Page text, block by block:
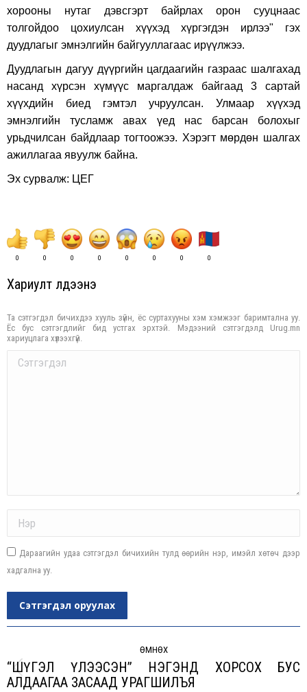
хорооны нутаг дэвсгэрт байрлах орон сууцнаас
толгойдоо цохиулсан хүүхэд хүргэгдэн ирлээ" гэх
дуудлагыг эмнэлгийн байгууллагаас ирүүлжээ.
Дуудлагын дагуу дүүргийн цагдаагийн газраас шалгахад
насанд хүрсэн хүмүүс маргалдаж байгаад 3 сартай
хүүхдийн биед гэмтэл учруулсан. Улмаар хүүхэд
эмнэлгийн тусламж авах үед нас барсан болохыг
урьдчилсан байдлаар тогтоожээ. Хэрэгт мөрдөн шалгах
ажиллагаа явуулж байна.
Эх сурвалж: ЦЕГ
0 0 0 0 0 0 0 0
Хариулт үлдээнэ үү
Та сэтгэгдэл бичихдээ хууль зүйн, ёс суртахууны хэм хэмжээг баримтална уу.
Ёс бус сэтгэгдлийг бид устгах эрхтэй. Мэдээний сэтгэгдэлд Urug.mn
хариуцлага хүлээхгүй.
Comment
Дараагийн удаа сэтгэгдэл бичихийн тулд өөрийн нэр, имэйл хөтөч дээр
хадгална уу.
Сэтгэгдэл оруулах
ӨМНӨХ
Previous
“ШҮГЭЛ ҮЛЭЭСЭН” НЭГЭНД ХОРСОХ БУС
АЛДААГАА ЗАСААД УРАГШИЛЪЯ